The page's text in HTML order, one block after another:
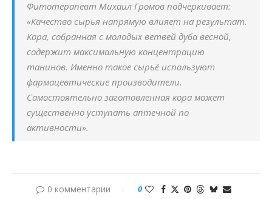
Фитотерапевт Михаил Громов подчёркивает:
«Качество сырья напрямую влияет на результат.
Кора, собранная с молодых ветвей дуба весной,
содержит максимальную концентрацию
танинов. Именно такое сырьё используют
фармацевтические производители.
Самостоятельно заготовленная кора может
существенно уступать аптечной по
активности».
0 комментарии 0